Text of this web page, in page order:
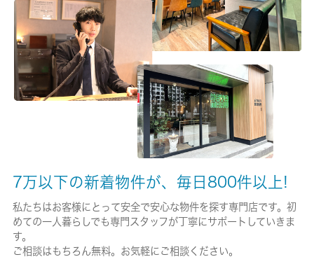
-/-
総戸数
現状/入居可能日
保険加入/料金
有/-
保険名/保険期間
7万以下の新着物件が、毎日800件以上!
私たちはお客様にとって安全で安心な物件を探す専門店です。初
めての一人暮らしでも専門スタッフが丁寧にサポートしていきま
す。
ご相談はもちろん無料。お気軽にご相談ください。